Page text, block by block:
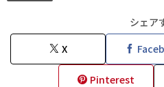
シェア
X
Pinterest